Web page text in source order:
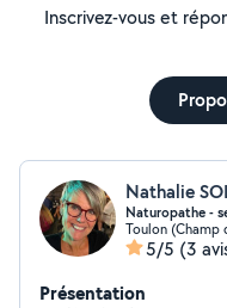
Inscrivez-vous et
Nathalie
Naturopathe -
Toulon (Champ
5/5 (3
Présentation